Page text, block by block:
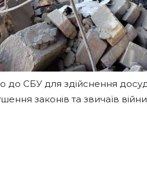
до СБУ для здійснення
законів та звичаїв